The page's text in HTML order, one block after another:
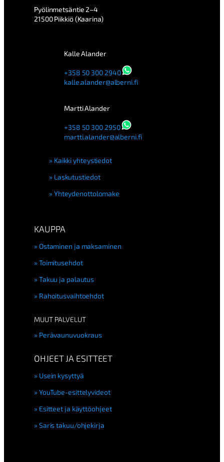
Pyölinmetsäntie 2–4
21500 Piikkiö (Kaarina)
Kalle Alander
+358 50 300 2940
kalle.alander@alberni.fi
Martti Alander
+358 50 300 2950
martti.alander@alberni.fi
Kaikki yhteystiedot
Laskutustiedot
Yhteydenottolomake
KAUPPA
Ostaminen ja maksaminen
Toimitusehdot
Takuu ja palautus
Rahoitusvaihtoehdot
MUUT PALVELUT
Perävaunuvuokraus
OHJEET JA ESITTEET
Usein kysyttyä
YouTube-esittelyvideot
Esitteet ja käyttöohjeet
Saris takuu/ohjekirja